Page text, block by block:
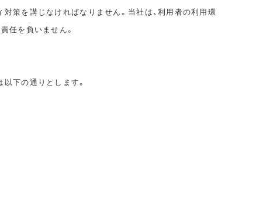
策を講じなければなりません。当社は、利用者の利用環
任を負いません。
下の通りとします。